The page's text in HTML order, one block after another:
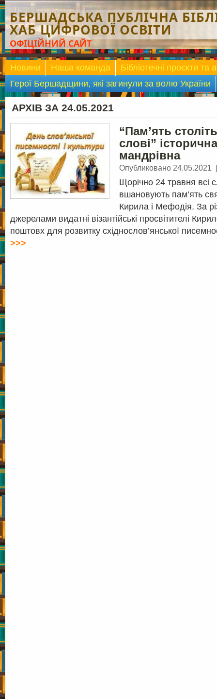
БЕРШАДСЬКА ПУБЛІЧНА
ХАБ ЦИФРОВОЇ ОСВІТИ
ОФІЦІЙНИЙ САЙТ
Новини Наша команда
Бібліотечні проєкти та
Герої Бершадщини, які загинули за волю України
АРХІВ ЗА 24.05.2021
“Пам’ять
слові”
мандрівна
Опубликовано 24.05.2021
Щорічно 24 травня всі
вшановують пам’ять
Кирила і Мефодія. За
джерелами видатні візантійські просвітителі
поштовх для розвитку східнослов’янської
>>>